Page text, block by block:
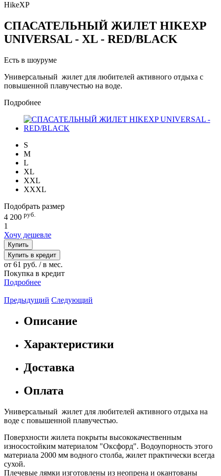
HikeXP
СПАСАТЕЛЬНЫЙ ЖИЛЕТ HIKEXP
UNIVERSAL - XL - RED/BLACK
Есть в шоуруме
Универсальный жилет для любителей активного отдыха с
повышенной плавучестью на воде.
Подробнее
S
M
L
XL
XXL
XXXL
Подобрать размер
4 200 руб.
1
Хочу дешевле
Купить
Купить в кредит
от 61 руб. / в мес.
Покупка в кредит
Подробнее
Предыдущий Следующий
Описание
Характеристики
Доставка
Оплата
Универсальный жилет для любителей активного отдыха на
воде с повышенной плавучестью.
Поверхности жилета покрыты высококачественным
износостойким материалом "Оксфорд". Водоупорность этого
материала 2000 мм водного столба, жилет практически всегда
сухой.
Плечевые лямки изготовлены из неопрена и окантованы